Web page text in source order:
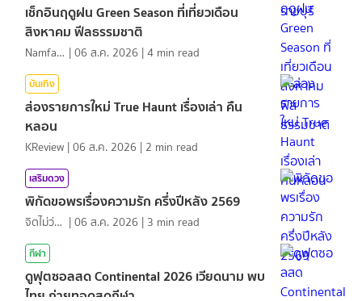
เช็กอินฤดูฝน Green Season ที่เที่ยวเดือน
สิงหาคม ฟีลธรรมชาติ
NamfahPhupha |06 ส.ค. 2026 |4 min read
บันเทิง
ส่องรายการใหม่ True Haunt เรื่องเล่า คืน
หลอน
KReview |06 ส.ค. 2026 | 2 min read
เสริมดวง
พิกัดขอพรเรื่องความรัก ครึ่งปีหลัง 2569
จิตไม่ว่าง |06 ส.ค. 2026 | 3 min read
กีฬา
ดูฟุตซอลสด Continental 2026 เวียดนาม พบ
ไทย ถ่ายทอดสดกีฬา